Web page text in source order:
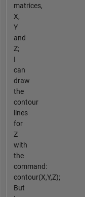
matrices,
X,
Y
and
Z;
I
can
draw
the
contour
lines
for
Z
with
the
command:
contour(X,Y,Z);
But